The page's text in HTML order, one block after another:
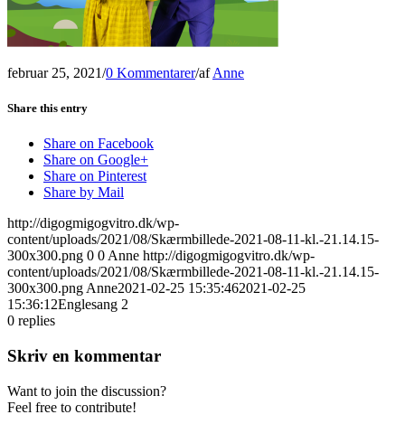
februar 25, 2021/0 Kommentarer/afAnne
Share this entry
Share on Facebook
Share on Google+
Share on Pinterest
Share by Mail
http://digogmigogvitro.dk/wp-
content/uploads/2021/08/Skærmbillede-2021-08-11-kl.-21.14.15-
300x300.png 0 0 Anne http://digogmigogvitro.dk/wp-
content/uploads/2021/08/Skærmbillede-2021-08-11-kl.-21.14.15-
300x300.png Anne2021-02-25 15:35:462021-02-25
15:36:12Englesang 2
0 replies
Skriv en kommentar
Want to join the discussion?
Feel free to contribute!